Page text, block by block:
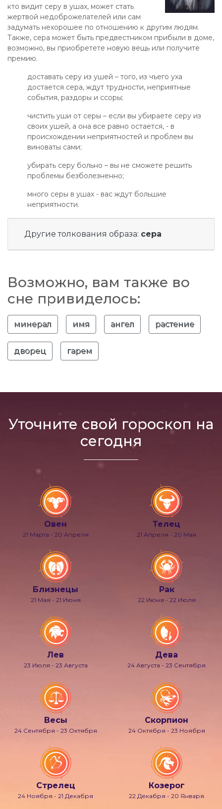
кто видит серу в ушах, может стать
жертвой недоброжелателей или сам
задумать нехорошее по отношению к другим людям.
Также, сера может быть предвестником прибыли в доме,
возможно, вы приобретете новую вещь или получите
премию.
доставать серу из ушей – того, из чъего уха
достается сера, ждут трудности, неприятные
события, раздоры и ссоры;
чистить уши от серы – если вы убираете серу из
своих ушей, а она все равно остается, - в
происхождении неприятностей и проблем вы
виноваты сами;
убирать серу больно – вы не сможете решить
проблемы безболезненно;
много серы в ушах - вас ждут большие
неприятности.
Другие толкования образа: сера
Возможно, вам также во
сне привиделось:
минерал имя ангел растение
дворец гарем
Уточните свой гороскоп на
сегодня
Овен
21 Марта - 20 Апреля
Телец
21 Апреля - 20 Мая
Близнецы
21 Мая - 21 Июня
Рак
22 Июня - 22 Июля
Лев
23 Июля - 23 Августа
Дева
24 Августа - 23 Сентября
Весы
24 Сентября - 23 Октября
Скорпион
24 Октября - 23 Ноября
Стрелец
24 Ноября - 21 Декабря
Козерог
22 Декабря - 20 Января